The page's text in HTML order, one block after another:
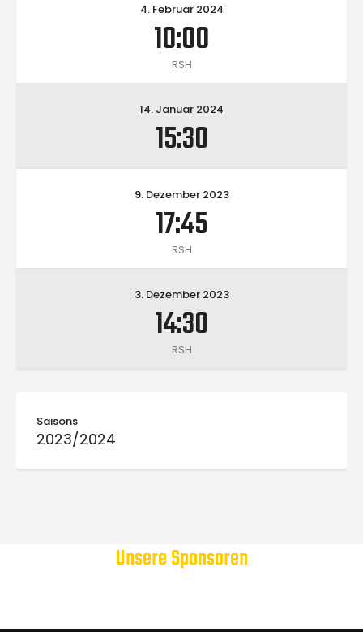
4. Februar 2024
10:00
RSH
14. Januar 2024
15:30
9. Dezember 2023
17:45
RSH
3. Dezember 2023
14:30
RSH
Saisons
2023/2024
Unsere Sponsoren